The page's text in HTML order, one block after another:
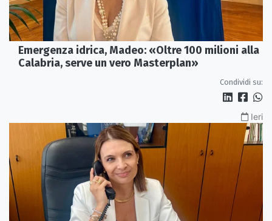
Emergenza idrica, Madeo: «Oltre 100 milioni alla
Calabria, serve un vero Masterplan»
Condividi su:
Ieri